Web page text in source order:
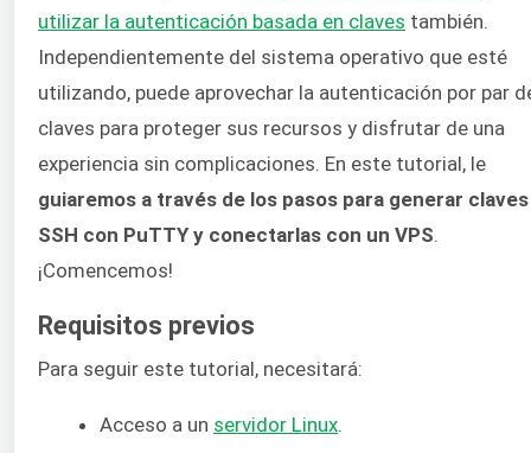
utilizar la autenticación basada en claves también.
Independientemente del sistema operativo que esté
utilizando, puede aprovechar la autenticación por par
claves para proteger sus recursos y disfrutar de una
experiencia sin complicaciones. En este tutorial, le
guiaremos a través de los pasos para generar claves
SSH con PuTTY y conectarlas con un VPS.
¡Comencemos!
Requisitos previos
Para seguir este tutorial, necesitará:
Acceso a un servidor Linux